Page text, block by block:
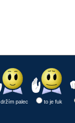
držím palec
to je fuk